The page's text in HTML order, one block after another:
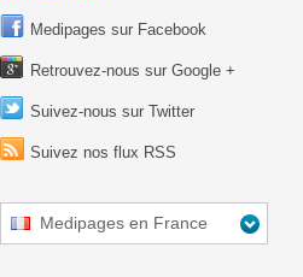
Medipages sur Facebook
Retrouvez-nous sur Google +
Suivez-nous sur Twitter
Suivez nos flux RSS
Medipages en France